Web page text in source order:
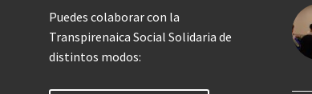
Puedes colaborar con la
Transpirenaica Social Solidaria de
distintos modos: